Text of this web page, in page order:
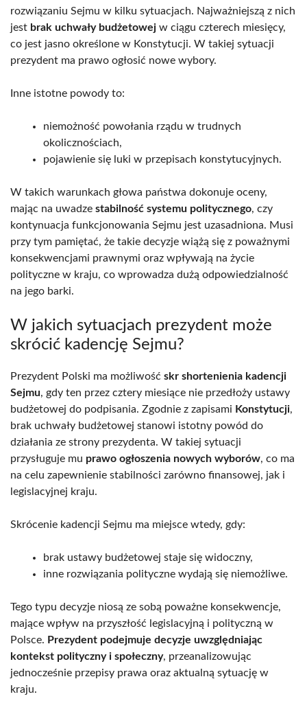
rozwiązaniu Sejmu w kilku sytuacjach. Najważniejszą z nich
jest brak uchwały budżetowej w ciągu czterech miesięcy,
co jest jasno określone w Konstytucji. W takiej sytuacji
prezydent ma prawo ogłosić nowe wybory.
Inne istotne powody to:
niemożność powołania rządu w trudnych
okolicznościach,
pojawienie się luki w przepisach konstytucyjnych.
W takich warunkach głowa państwa dokonuje oceny,
mając na uwadze stabilność systemu politycznego, czy
kontynuacja funkcjonowania Sejmu jest uzasadniona. Musi
przy tym pamiętać, że takie decyzje wiążą się z poważnymi
konsekwencjami prawnymi oraz wpływają na życie
polityczne w kraju, co wprowadza dużą odpowiedzialność
na jego barki.
W jakich sytuacjach prezydent może
skrócić kadencję Sejmu?
Prezydent Polski ma możliwość skr shortenienia kadencji
Sejmu, gdy ten przez cztery miesiące nie przedłoży ustawy
budżetowej do podpisania. Zgodnie z zapisami Konstytucji,
brak uchwały budżetowej stanowi istotny powód do
działania ze strony prezydenta. W takiej sytuacji
przysługuje mu prawo ogłoszenia nowych wyborów, co ma
na celu zapewnienie stabilności zarówno finansowej, jak i
legislacyjnej kraju.
Skrócenie kadencji Sejmu ma miejsce wtedy, gdy:
brak ustawy budżetowej staje się widoczny,
inne rozwiązania polityczne wydają się niemożliwe.
Tego typu decyzje niosą ze sobą poważne konsekwencje,
mające wpływ na przyszłość legislacyjną i polityczną w
Polsce. Prezydent podejmuje decyzje uwzględniając
kontekst polityczny i społeczny, przeanalizowując
jednocześnie przepisy prawa oraz aktualną sytuację w
kraju.